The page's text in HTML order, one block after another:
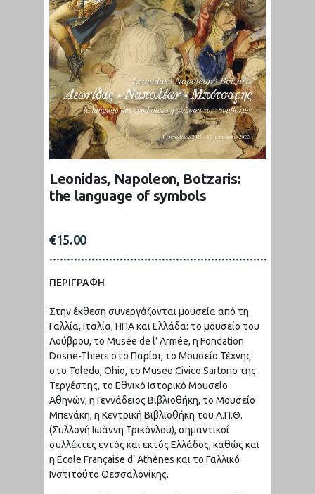
Leonidas, Napoleon, Botzaris:
the language of symbols
€15.00
ΠΕΡΙΓΡΑΦΗ
Στην έκθεση συνεργάζονται μουσεία από τη
Γαλλία, Ιταλία, ΗΠΑ και Ελλάδα: το μουσείο του
Λούβρου, το Musée de l’ Armée, η Fondation
Dosne-Thiers στο Παρίσι, το Μουσείο Τέχνης
στο Toledo, Ohio, το Museo Civico Sartorio της
Τεργέστης, το Εθνικό Ιστορικό Μουσείο
Αθηνών, η Γεννάδειος Βιβλιοθήκη, το Μουσείο
Μπενάκη, η Κεντρική Βιβλιοθήκη του Α.Π.Θ.
(Συλλογή Ιωάννη Τρικόγλου), σημαντικοί
συλλέκτες εντός και εκτός Ελλάδος, καθώς και
η École Française d’ Athènes και το Γαλλικό
Ινστιτούτο Θεσσαλονίκης.